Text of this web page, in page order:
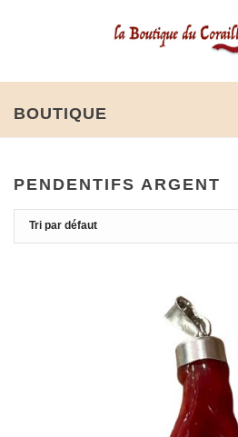
BOUTIQUE
PENDENTIFS ARGENT